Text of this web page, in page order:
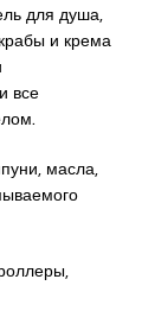
для душа,
и крема
все
масла,